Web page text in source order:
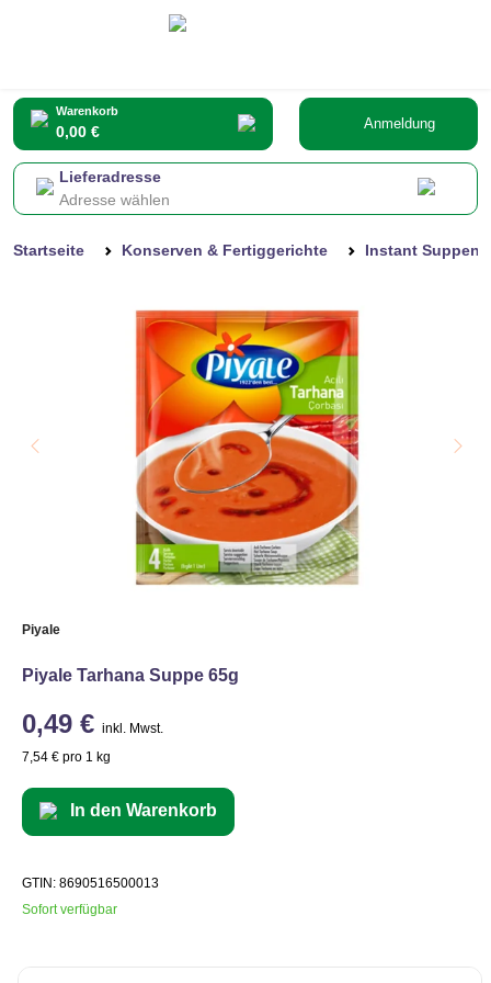
Warenkorb
0,00 € Anmeldung
Lieferadresse
Adresse wählen
Startseite Konserven & Fertiggerichte Instant Suppen
Piyale
Piyale Tarhana Suppe 65g
0,49 € inkl. Mwst.
7,54 € pro 1 kg
In den Warenkorb
GTIN: 8690516500013
Sofort verfügbar